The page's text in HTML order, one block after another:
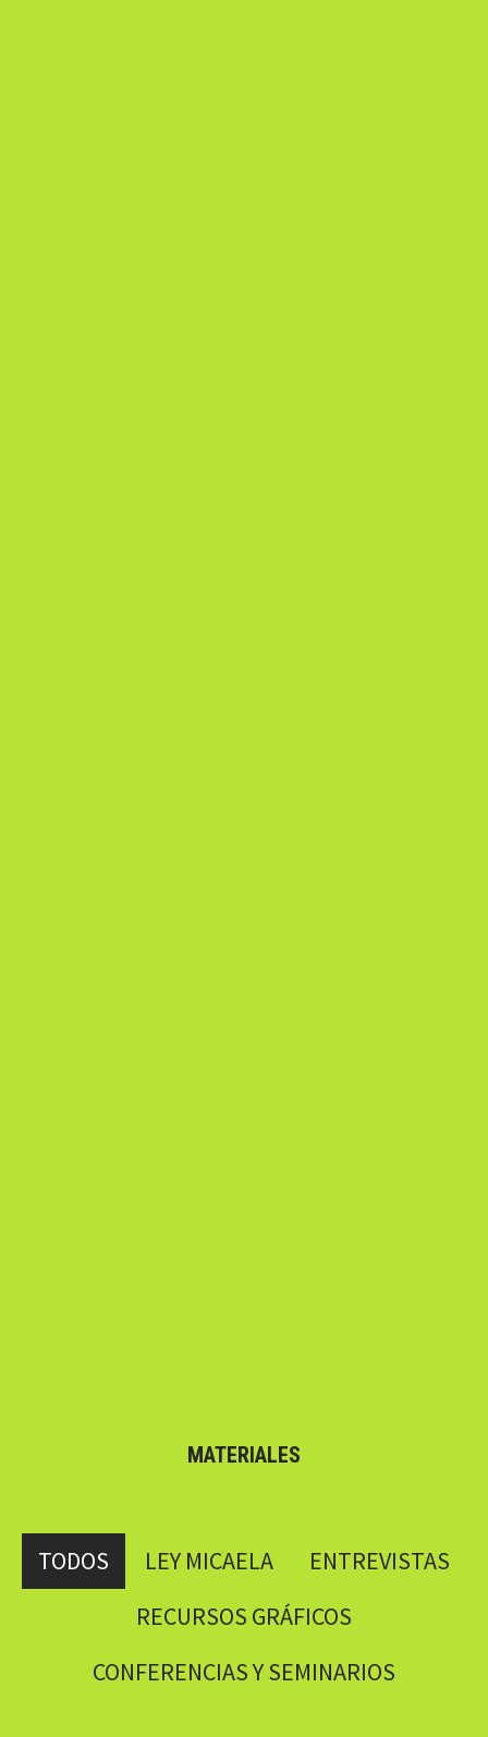
MATERIALES
TODOS LEY MICAELA
ENTREVISTAS
RECURSOS GRÁFICOS
CONFERENCIAS Y SEMINARIOS